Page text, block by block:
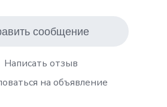
сообщение
Написать отзыв
на объявление